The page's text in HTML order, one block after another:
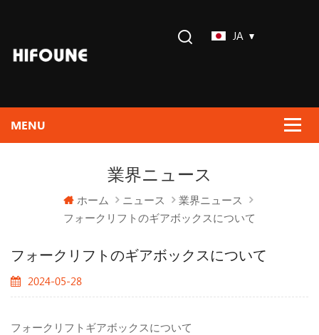
JA
業界ニュース
ホーム ニュース
業界ニュース
フォークリフトのギアボックスについて
フォークリフトのギアボックスについて
2024-05-28
フォークリフトギアボックスについて